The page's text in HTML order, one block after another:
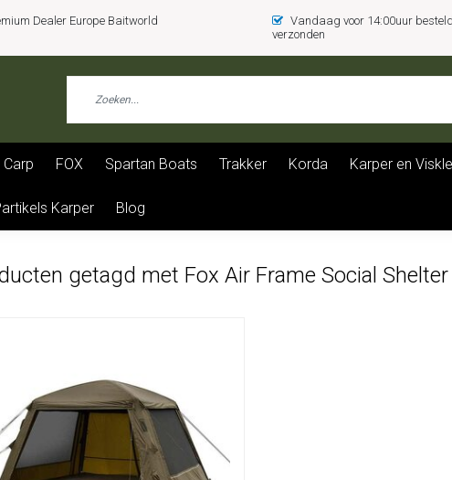
Dealer Europe Baitworld
Vandaag voor 14:00uur
verzonden
Carp FOX Spartan Boats Trakker Korda Karper en
Karper Blog
getagd met Fox Air Frame Social Shelter